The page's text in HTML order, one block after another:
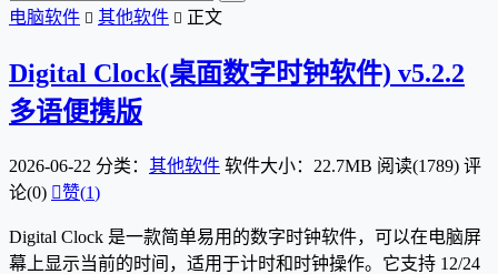
电脑软件  其他软件  正文
Digital Clock(桌面数字时钟软件) v5.2.2
多语便携版
2026-06-22 分类： 其他软件 软件大小：22.7MB 阅读(1789) 评
论(0) 赞(1)
Digital Clock 是一款简单易用的数字时钟软件，可以在电脑屏
幕上显示当前的时间，适用于计时和时钟操作。它支持 12/24